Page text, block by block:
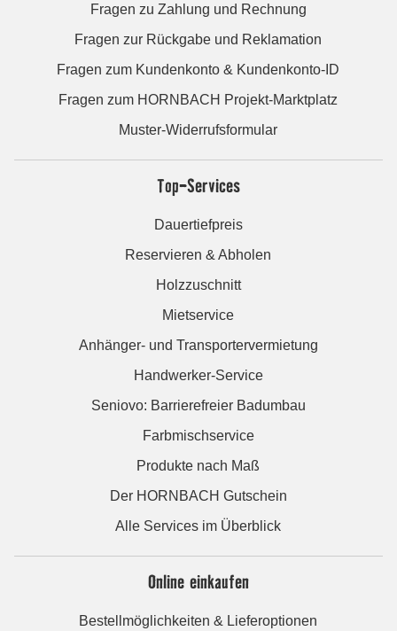
Fragen zu Zahlung und Rechnung
Fragen zur Rückgabe und Reklamation
Fragen zum Kundenkonto & Kundenkonto-ID
Fragen zum HORNBACH Projekt-Marktplatz
Muster-Widerrufsformular
Top-Services
Dauertiefpreis
Reservieren & Abholen
Holzzuschnitt
Mietservice
Anhänger- und Transportervermietung
Handwerker-Service
Seniovo: Barrierefreier Badumbau
Farbmischservice
Produkte nach Maß
Der HORNBACH Gutschein
Alle Services im Überblick
Online einkaufen
Bestellmöglichkeiten & Lieferoptionen